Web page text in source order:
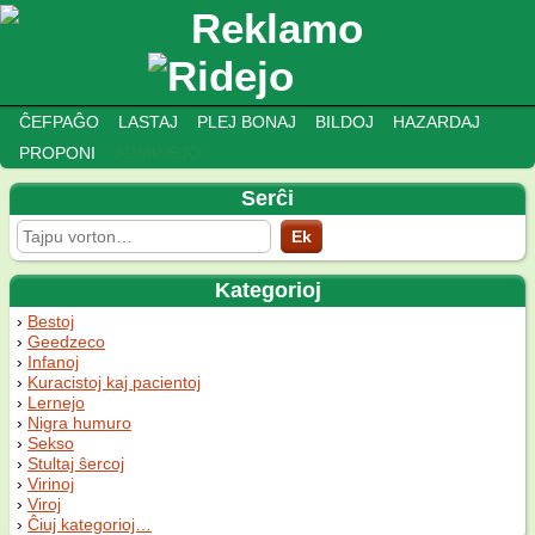
ĈEFPAĜO LASTAJ PLEJ BONAJ BILDOJ
HAZARDAJ
PROPONI
Serĉi
Kategorioj
Bestoj
Geedzeco
Infanoj
Kuracistoj kaj pacientoj
Lernejo
Nigra humuro
Sekso
Stultaj ŝercoj
Virinoj
Viroj
Ĉiuj kategorioj…